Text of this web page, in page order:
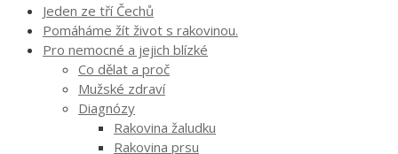
Jeden ze tří Čechů
Pomáháme žít život s rakovinou.
Pro nemocné a jejich blízké
Co dělat a proč
Mužské zdraví
Diagnózy
Rakovina žaludku
Rakovina prsu